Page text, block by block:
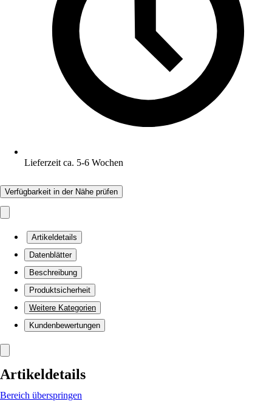
Lieferzeit ca. 5-6 Wochen
Verfügbarkeit in der Nähe prüfen
Artikeldetails
Datenblätter
Beschreibung
Produktsicherheit
Weitere Kategorien
Kundenbewertungen
Artikeldetails
Bereich überspringen